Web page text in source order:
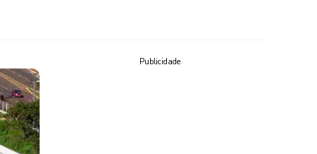
Publicidade